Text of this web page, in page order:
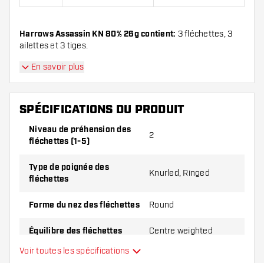
Harrows Assassin KN 80% 26g contient: 3 fléchettes, 3
ailettes et 3 tiges.
En savoir plus
SPÉCIFICATIONS DU PRODUIT
Niveau de préhension des
fléchettes (1-5)
2
Type de poignée des
fléchettes
Knurled, Ringed
Forme du nez des fléchettes Round
Équilibre des fléchettes Centre weighted
Matériel Fléchettes
Voir toutes les spécifications